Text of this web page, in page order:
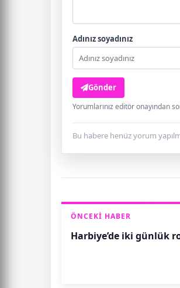
Adınız soyadınız
Gönder
Yorumlarınız editör onayından
Bu habere henüz yorum
ÖNCEKI HABER
Harbiye’de iki günlük